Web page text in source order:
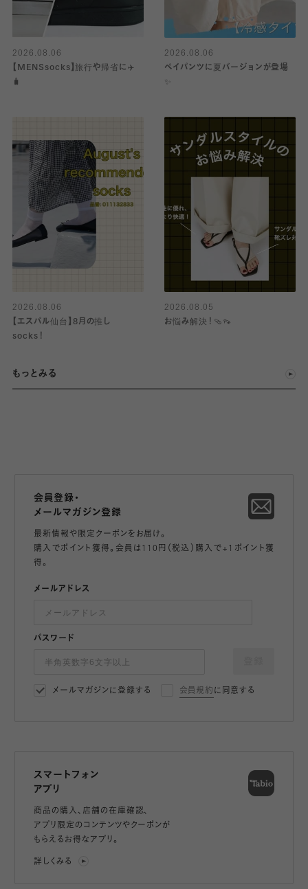
2026.08.06
【MENSsocks】旅行や帰省に✈️
🧳
2026.08.06
ペイパンツに夏バージョンが登場
2026.08.06
【エスパル仙台】8月の推し
socks！
2026.08.05
お悩み解決！🩴👡
もっとみる
会員登録・
メールマガジン登録
最新情報や限定クーポンをお届け。
購入でポイント獲得。会員は110円（税込）購入で+1ポイント獲
得。
メールアドレス
パスワード
メールマガジンに登録する 会員規約 に同意する
スマートフォン
アプリ
商品の購入、店舗の在庫確認、
アプリ限定のコンテンツやクーポンが
もらえるお得なアプリ。
詳しくみる